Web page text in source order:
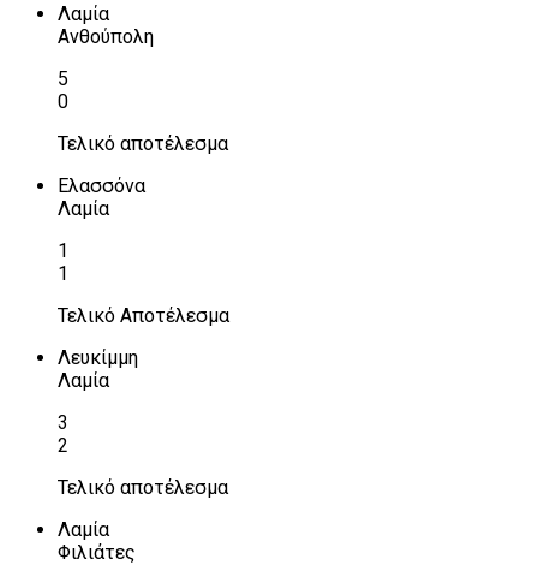
Λαμία
Ανθούπολη
5
0
Τελικό αποτέλεσμα
Ελασσόνα
Λαμία
1
1
Τελικό Αποτέλεσμα
Λευκίμμη
Λαμία
3
2
Τελικό αποτέλεσμα
Λαμία
Φιλιάτες